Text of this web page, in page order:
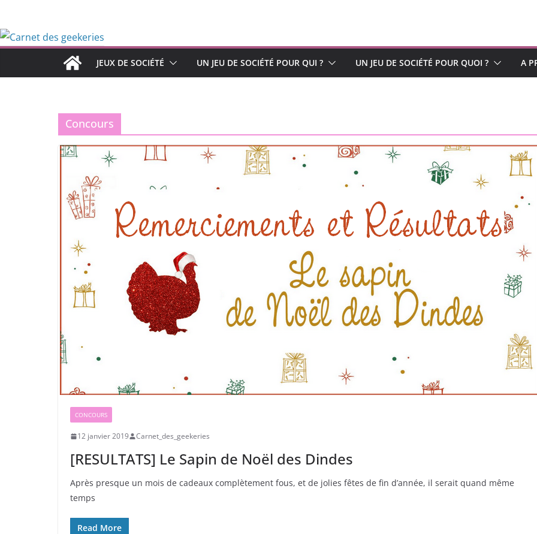
contenu
JEUX DE SOCIÉTÉ UN JEU DE SOCIÉTÉ POUR QUI ? UN JEU DE SOCIÉTÉ POUR QUOI ? A
Concours
CONCOURS
12 janvier 2019 Carnet_des_geekeries
[RESULTATS] Le Sapin de Noël des Dindes
Après presque un mois de cadeaux complètement fous, et de jolies fêtes de fin d’année, il serait quand même
temps
Read More